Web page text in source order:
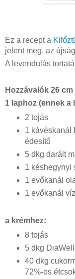
Ez a recept a
jelent meg, az
A levendulás
Hozzávalók 26
1 laphoz (ennek a
2 tojás
1 kávéskanál
édesítő
5 dkg darált
1 késhegynyi
1 evőkanál
1 evőkanál víz
a krémhez:
8 tojás
5 dkg
40 dkg
72%-os